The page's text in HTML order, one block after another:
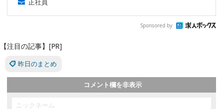
Sponsored by
【注目の記事】[PR]
昨日のまとめ
コメント欄を非表示